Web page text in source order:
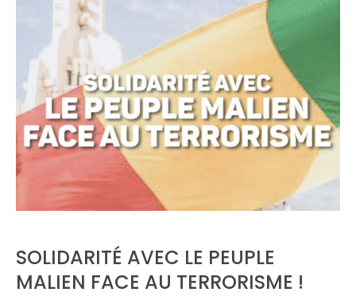
SOLIDARITÉ AVEC LE PEUPLE
MALIEN FACE AU TERRORISME !